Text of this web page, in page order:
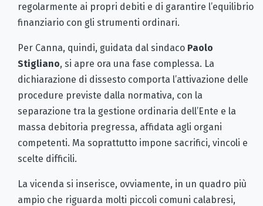
regolarmente ai propri debiti e di garantire l’equilibrio
finanziario con gli strumenti ordinari.
Per Canna, quindi, guidata dal sindaco Paolo
Stigliano, si apre ora una fase complessa. La
dichiarazione di dissesto comporta l’attivazione delle
procedure previste dalla normativa, con la
separazione tra la gestione ordinaria dell’Ente e la
massa debitoria pregressa, affidata agli organi
competenti. Ma soprattutto impone sacrifici, vincoli e
scelte difficili.
La vicenda si inserisce, ovviamente, in un quadro più
ampio che riguarda molti piccoli comuni calabresi,